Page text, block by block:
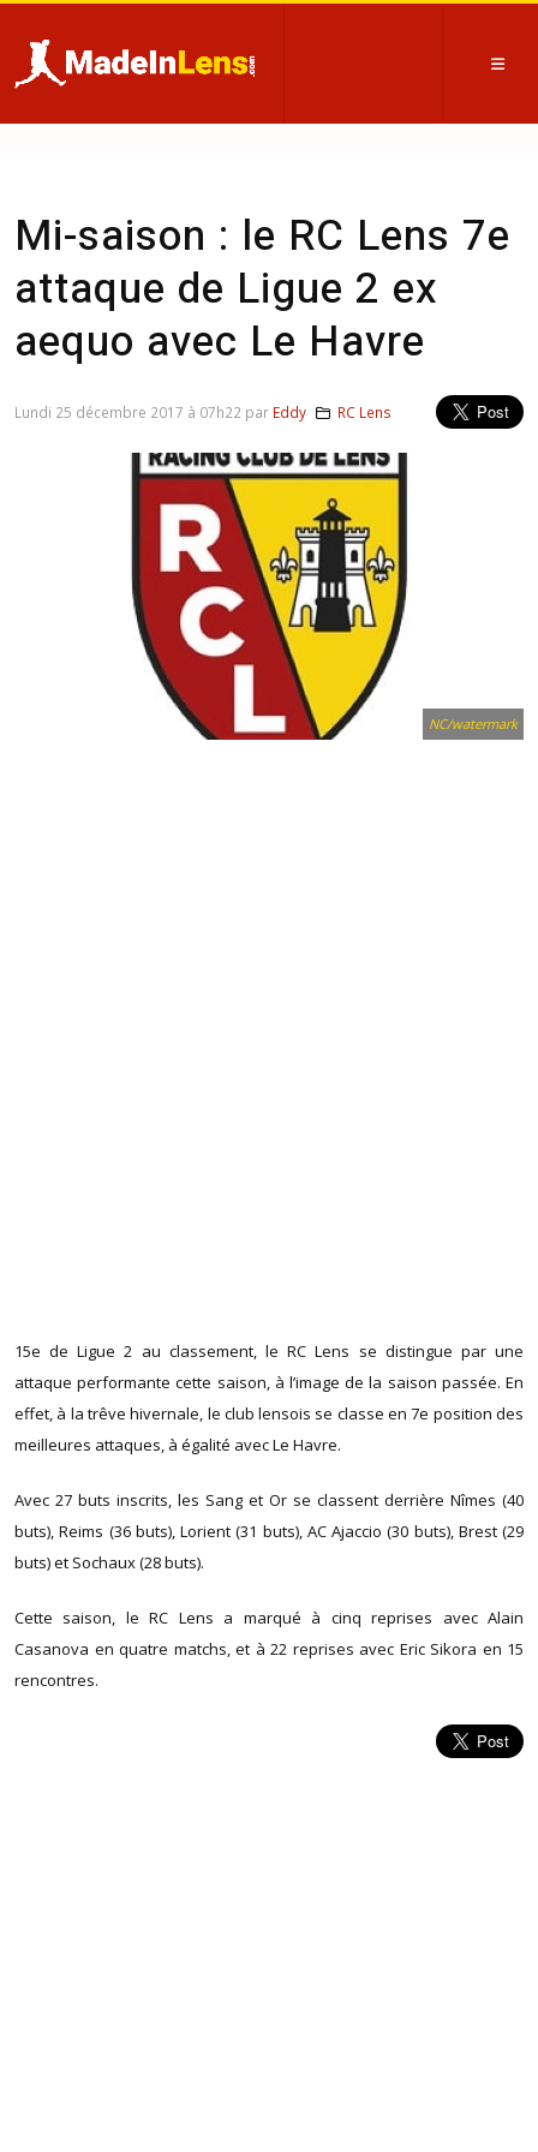
Mi-saison : le RC Lens 7e
attaque de Ligue 2 ex
aequo avec Le Havre
NC/watermark
15e de Ligue 2 au classement, le RC Lens se distingue par une
attaque performante cette saison, à l’image de la saison passée. En
effet, à la trêve hivernale, le club lensois se classe en 7e position des
meilleures attaques, à égalité avec Le Havre.
Avec 27 buts inscrits, les Sang et Or se classent derrière Nîmes (40
buts), Reims (36 buts), Lorient (31 buts), AC Ajaccio (30 buts), Brest (29
buts) et Sochaux (28 buts).
Cette saison, le RC Lens a marqué à cinq reprises avec Alain
Casanova en quatre matchs, et à 22 reprises avec Eric Sikora en 15
rencontres.
Lundi 25 décembre 2017 à 07h22 par Eddy RC Lens